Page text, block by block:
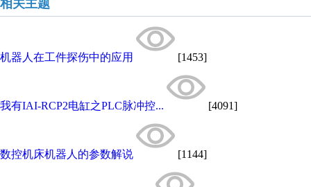
相关主题
机器人在工件探伤中的应用 [1453]
我有IAI-RCP2电缸之PLC脉冲控... [4091]
数控机床机器人的参数解说 [1144]